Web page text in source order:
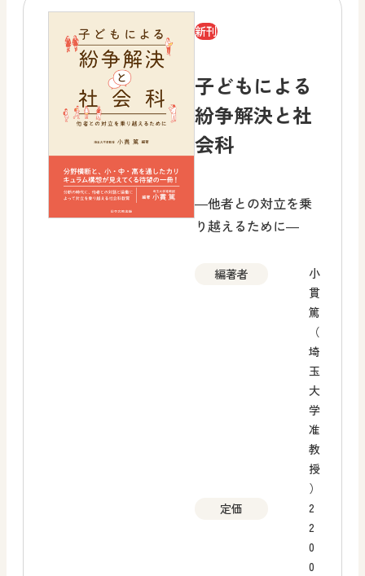
新刊
子どもによる
紛争解決と社
会科
―他者との対立を乗
り越えるために―
編著者
小
貫
篤
（
埼
玉
大
学
准
教
授
）
定価
2
2
0
0